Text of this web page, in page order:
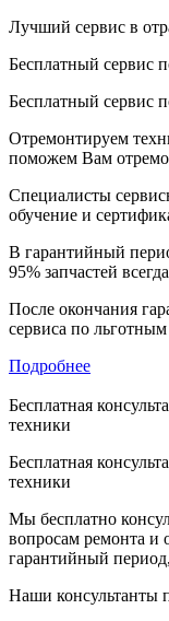
Лучший сервис в
Бесплатный сервис
Бесплатный сервис
Отремонтируем
поможем Вам
Специалисты
обучение и
В гарантийный
95% запчастей
После окончания
сервиса по
Подробнее
Бесплатная
техники
Бесплатная
техники
Мы бесплатно
вопросам ремонта и
гарантийный
Наши консультанты